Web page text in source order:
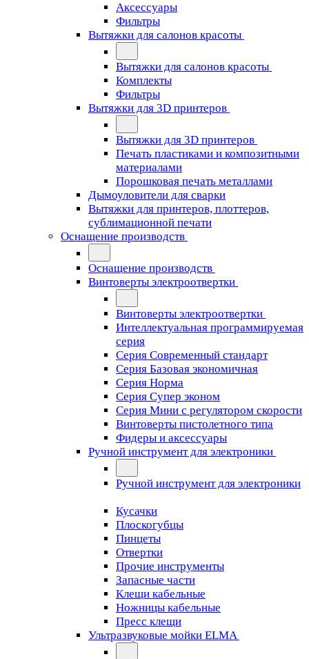
Аксессуары
Фильтры
Вытяжки для салонов красоты
Вытяжки для салонов красоты
Комплекты
Фильтры
Вытяжки для 3D принтеров
Вытяжки для 3D принтеров
Печать пластиками и композитными
материалами
Порошковая печать металлами
Дымоуловители для сварки
Вытяжки для принтеров, плоттеров,
сублимационной печати
Оснащение производств
Оснащение производств
Винтоверты электроотвертки
Винтоверты электроотвертки
Интеллектуальная программируемая
серия
Серия Современный стандарт
Серия Базовая экономичная
Серия Норма
Серия Cупер эконом
Серия Мини с регулятором скорости
Винтоверты пистолетного типа
Фидеры и аксессуары
Ручной инструмент для электроники
Ручной инструмент для электроники
Кусачки
Плоскогубцы
Пинцеты
Отвертки
Прочие инструменты
Запасные части
Клещи кабельные
Ножницы кабельные
Пресс клещи
Ультразвуковые мойки ELMA